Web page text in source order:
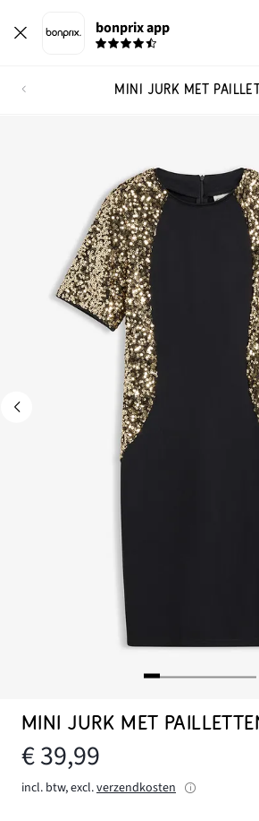
bonprix app
MINI JURK MET
MINI JURK MET
€ 39,99
incl. btw, excl.verzendkosten